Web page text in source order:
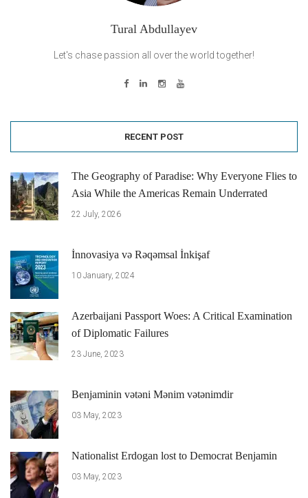
Tural Abdullayev
Let's chase passion all over the world together!
RECENT POST
The Geography of Paradise: Why Everyone Flies to
Asia While the Americas Remain Underrated
22 July, 2026
İnnovasiya və Rəqəmsal İnkişaf
10 January, 2024
Azerbaijani Passport Woes: A Critical Examination
of Diplomatic Failures
23 June, 2023
Benjaminin vətəni Mənim vətənimdir
03 May, 2023
Nationalist Erdogan lost to Democrat Benjamin
03 May, 2023